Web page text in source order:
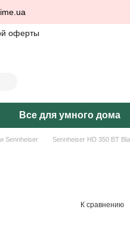
оферты
Все для умного дома
Sennheiser Sennheiser HD 350 BT
К сравнению